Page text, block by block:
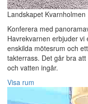
Landskapet Kvarnholmen
Konferera med
Havrekvarnen erbjuder
enskilda mötesrum och
takterrass. Det går bra
och vatten ingår.
Visa rum